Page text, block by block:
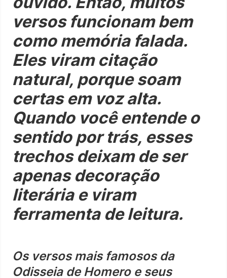
versos funcionam bem
como memória falada.
Eles viram citação
natural, porque soam
certas em voz alta.
Quando você entende o
sentido por trás, esses
trechos deixam de ser
apenas decoração
literária e viram
ferramenta de leitura.
Os versos mais famosos da
Odisseia de Homero e seus